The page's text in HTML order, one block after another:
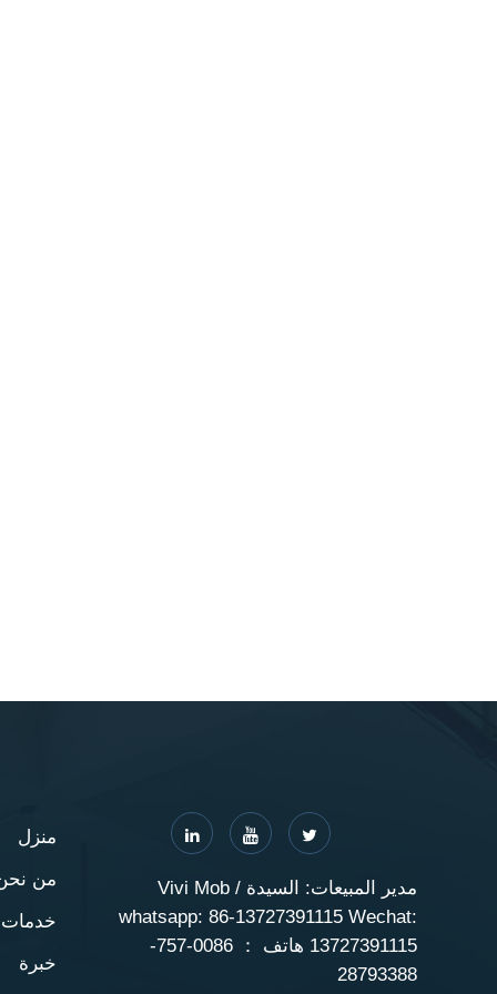
منزل
من
خدمات
خبرة
مدير المبيعات: السيدة Vivi Mob /
whatsapp: 86-13727391115 Wechat:
13727391115 هاتف ： 0086-757-
28793388